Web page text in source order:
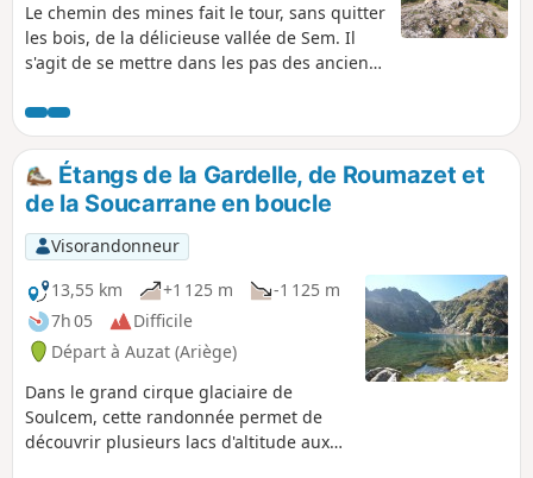
Le chemin des mines fait le tour, sans quitter
les bois, de la délicieuse vallée de Sem. Il
s'agit de se mettre dans les pas des anciens
Étangs de la Gardelle, de Roumazet et
de la Soucarrane en boucle
Visorandonneur
13,55 km
+1 125 m
-1 125 m
7h 05
Difficile
Départ à Auzat (Ariège)
Dans le grand cirque glaciaire de
Soulcem, cette randonnée permet de
découvrir plusieurs lacs d'altitude aux